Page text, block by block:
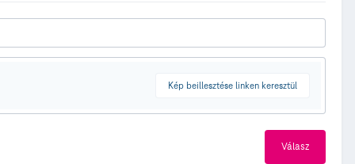
Kép beillesztése linken keresztül
Válasz